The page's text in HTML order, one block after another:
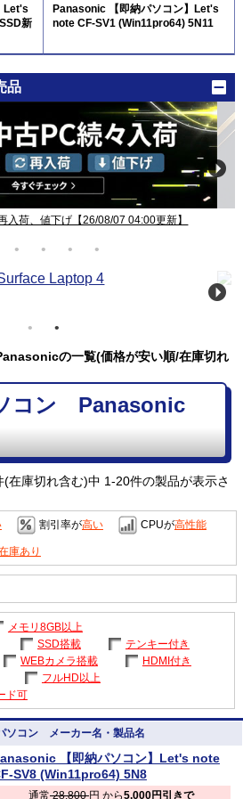
Let's
新
Panasonic 【即納パソコン】Let's
note CF-SV1 (Win11pro64) 5N11
品
入荷、値下げ【26/08/07 04:00更新】
の一覧(価格が安い順/在庫切れ
コン Panasonic
(在庫切れ含む)中 1-20件の製品が表示さ
割引率が高い CPUが高性能
庫あり
メモリ8GB以上
SSD搭載
テンキー付き
WEBカメラ搭載
HDMI付き
フルHD以上
ド可
ソコン メーカー名・製品名
【即納パソコン】Let's note
SV8 (Win11pro64) 5N8
通常28,800円 から5,000円引きで